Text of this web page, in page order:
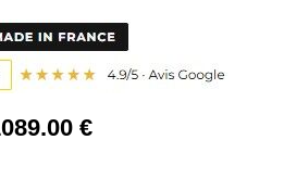
.00 €